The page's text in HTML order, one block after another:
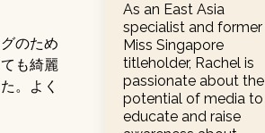
のため
も綺麗
。よく
As an East Asia
specialist and former
Miss Singapore
titleholder, Rachel is
passionate about the
potential of media to
educate and raise